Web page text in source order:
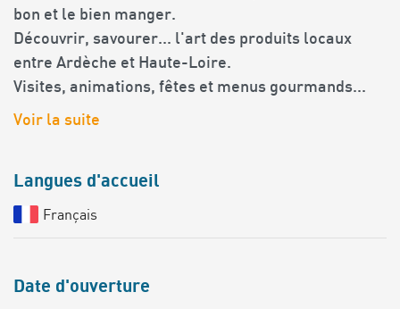
bon et le bien manger.
Découvrir, savourer... l'art des produits locaux
entre Ardèche et Haute-Loire.
Visites, animations, fêtes et menus gourmands...
Voir la suite
Langues d'accueil
Français
Date d'ouverture